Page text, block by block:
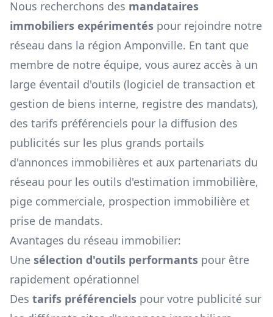
Nous recherchons des mandataires
immobiliers expérimentés pour rejoindre notre
réseau dans la région Amponville. En tant que
membre de notre équipe, vous aurez accès à un
large éventail d'outils (logiciel de transaction et
gestion de biens interne, registre des mandats),
des tarifs préférenciels pour la diffusion des
publicités sur les plus grands portails
d'annonces immobilières et aux partenariats du
réseau pour les outils d'estimation immobilière,
pige commerciale, prospection immobilière et
prise de mandats.
Avantages du réseau immobilier:
Une sélection d'outils performants pour être
rapidement opérationnel
Des tarifs préférenciels pour votre publicité sur